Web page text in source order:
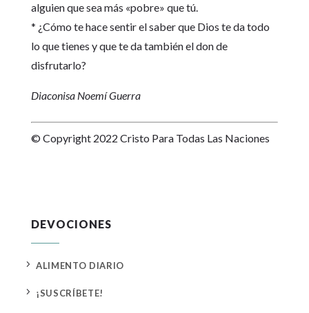
alguien que sea más «pobre» que tú.
* ¿Cómo te hace sentir el saber que Dios te da todo
lo que tienes y que te da también el don de
disfrutarlo?
Diaconisa Noemí Guerra
© Copyright 2022 Cristo Para Todas Las Naciones
DEVOCIONES
5 ALIMENTO DIARIO
5 ¡SUSCRÍBETE!